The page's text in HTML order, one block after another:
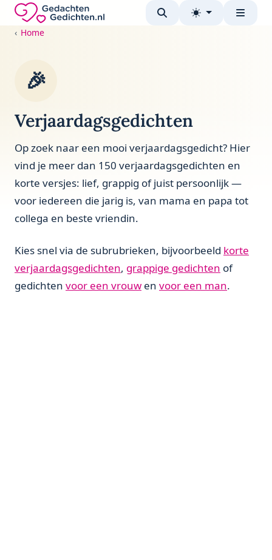
Direct naar de inhoud
Gedachten-Gedichten.nl — naar de homepage
Home
🎉
Verjaardagsgedichten
Op zoek naar een mooi verjaardagsgedicht? Hier
vind je meer dan 150 verjaardagsgedichten en
korte versjes: lief, grappig of juist persoonlijk —
voor iedereen die jarig is, van mama en papa tot
collega en beste vriendin.
Kies snel via de subrubrieken, bijvoorbeeld korte
verjaardagsgedichten, grappige gedichten of
gedichten voor een vrouw en voor een man.